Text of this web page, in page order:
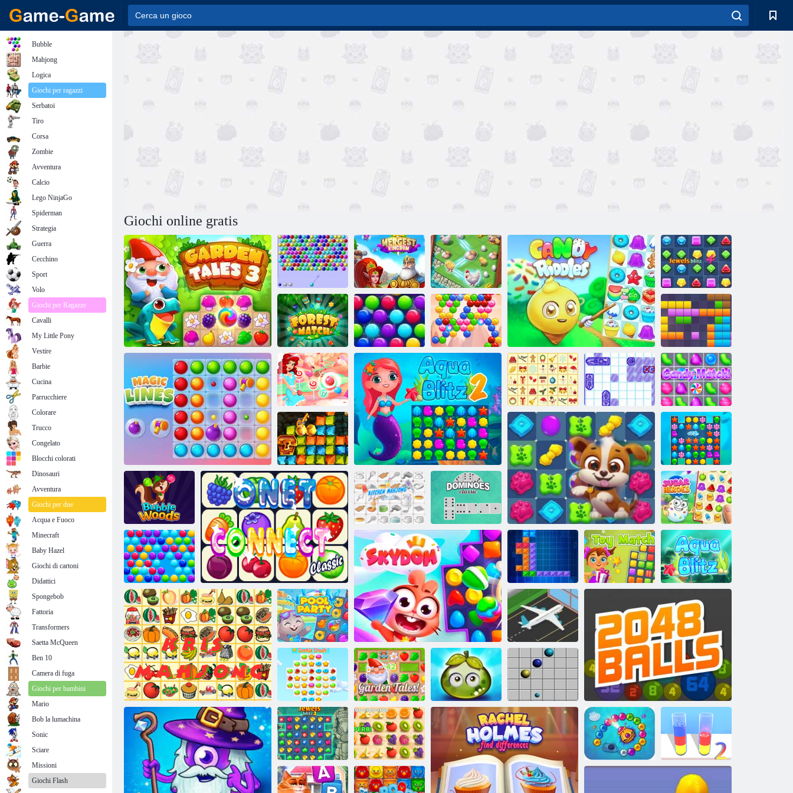
Giochi online gratis
Racconti del giardino 3
BUBLE Shooter
HTML5
Mergest
Kingdom
Merge tropicale
Candy Riddles
Gioielli blitz 4
Forest Match
Smarty Bubbles
Xmas Edition
Linee magiche
Sparabolle
online
Blocchi 11x11
Sparabolle a
livelli Candy
Bubble
Aqua Blitz 2
Kris-Mas
Mahjong
Battaglia marina Candy Match!
Storia del puzzle del cane
Caccia al tesoro
corsa all'oro
Aqua Blitz 2
Woods a bolle
Onet Connect
Cucina mahjong Domino classico Eroi di zucchero
Skydom
Bolle intelligenti Tentrix
Partita
giocattolo!
Acqua Blitz
Festa in piscina
Corsa
Cookie Crush 3
Racconti da
giardino
Avventura
succose bacche
Linea 98
Puzzle di
Bubble
Mahjong
Logica
Giochi per ragazzi
Serbatoi
Tiro
Corsa
Zombie
Avventura
Calcio
Lego NinjaGo
Spiderman
Strategia
Guerra
Cecchino
Sport
Volo
Giochi per Ragazze
Cavalli
My Little Pony
Vestire
Barbie
Cucina
Parrucchiere
Colorare
Trucco
Congelato
Blocchi colorati
Dinosauri
Avventura
Giochi per due
Acqua e Fuoco
Minecraft
Baby Hazel
Giochi di cartoni
Didattici
Spongebob
Fattoria
Transformers
Saetta McQueen
Ben 10
Camera di fuga
Giochi per bambini
Mario
Bob la lumachina
Sonic
Sciare
Missioni
Giochi Flash